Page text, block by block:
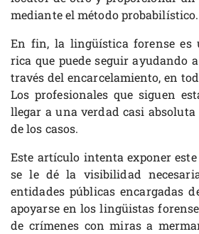
mediante el método probabilístico.
En fin, la lingüística forense es
rica que puede seguir ayudando
través del encarcelamiento, en
Los profesionales que siguen
llegar a una verdad casi
de los casos.
Este artículo intenta exponer
se le dé la visibilidad
entidades públicas encargadas
apoyarse en los lingüistas
de crímenes con miras a